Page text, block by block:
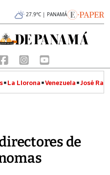
27.9°C | PANAMÁ
La Llorona Venezuela José
de